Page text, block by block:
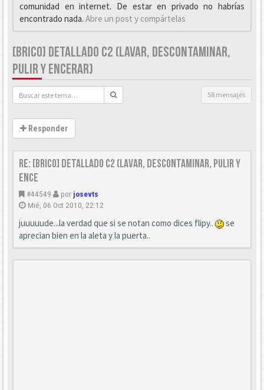
comunidad en internet. De estar en privado no habrías
encontrado nada. Abre un post y compártelas
[BRICO] DETALLADO C2 (LAVAR, DESCONTAMINAR,
PULIR Y ENCERAR)
58 mensajes
Responder
Re: [Brico] Detallado C2 (Lavar, descontaminar, pulir y
ence
#44549 por josevts
Mié, 06 Oct 2010, 22:12
juuuuude...la verdad que si se notan como dices flipy..
se
aprecian bien en la aleta y la puerta..